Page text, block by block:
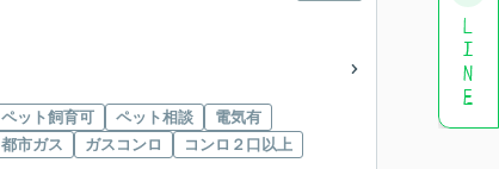
ペット飼育可 ペット相談
電気有
都市ガス
ガスコンロ コンロ２口以上